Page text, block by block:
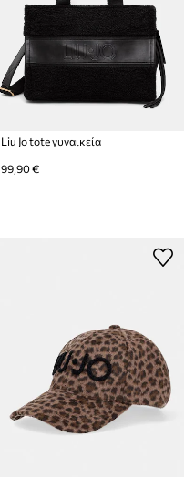
Liu Jo tote γυναικεία
99,90 €